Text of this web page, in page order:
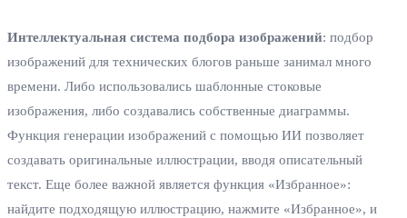
Интеллектуальная система подбора изображений: подбор
изображений для технических блогов раньше занимал много
времени. Либо использовались шаблонные стоковые
изображения, либо создавались собственные диаграммы.
Функция генерации изображений с помощью ИИ позволяет
создавать оригинальные иллюстрации, вводя описательный
текст. Еще более важной является функция «Избранное»:
найдите подходящую иллюстрацию, нажмите «Избранное», и